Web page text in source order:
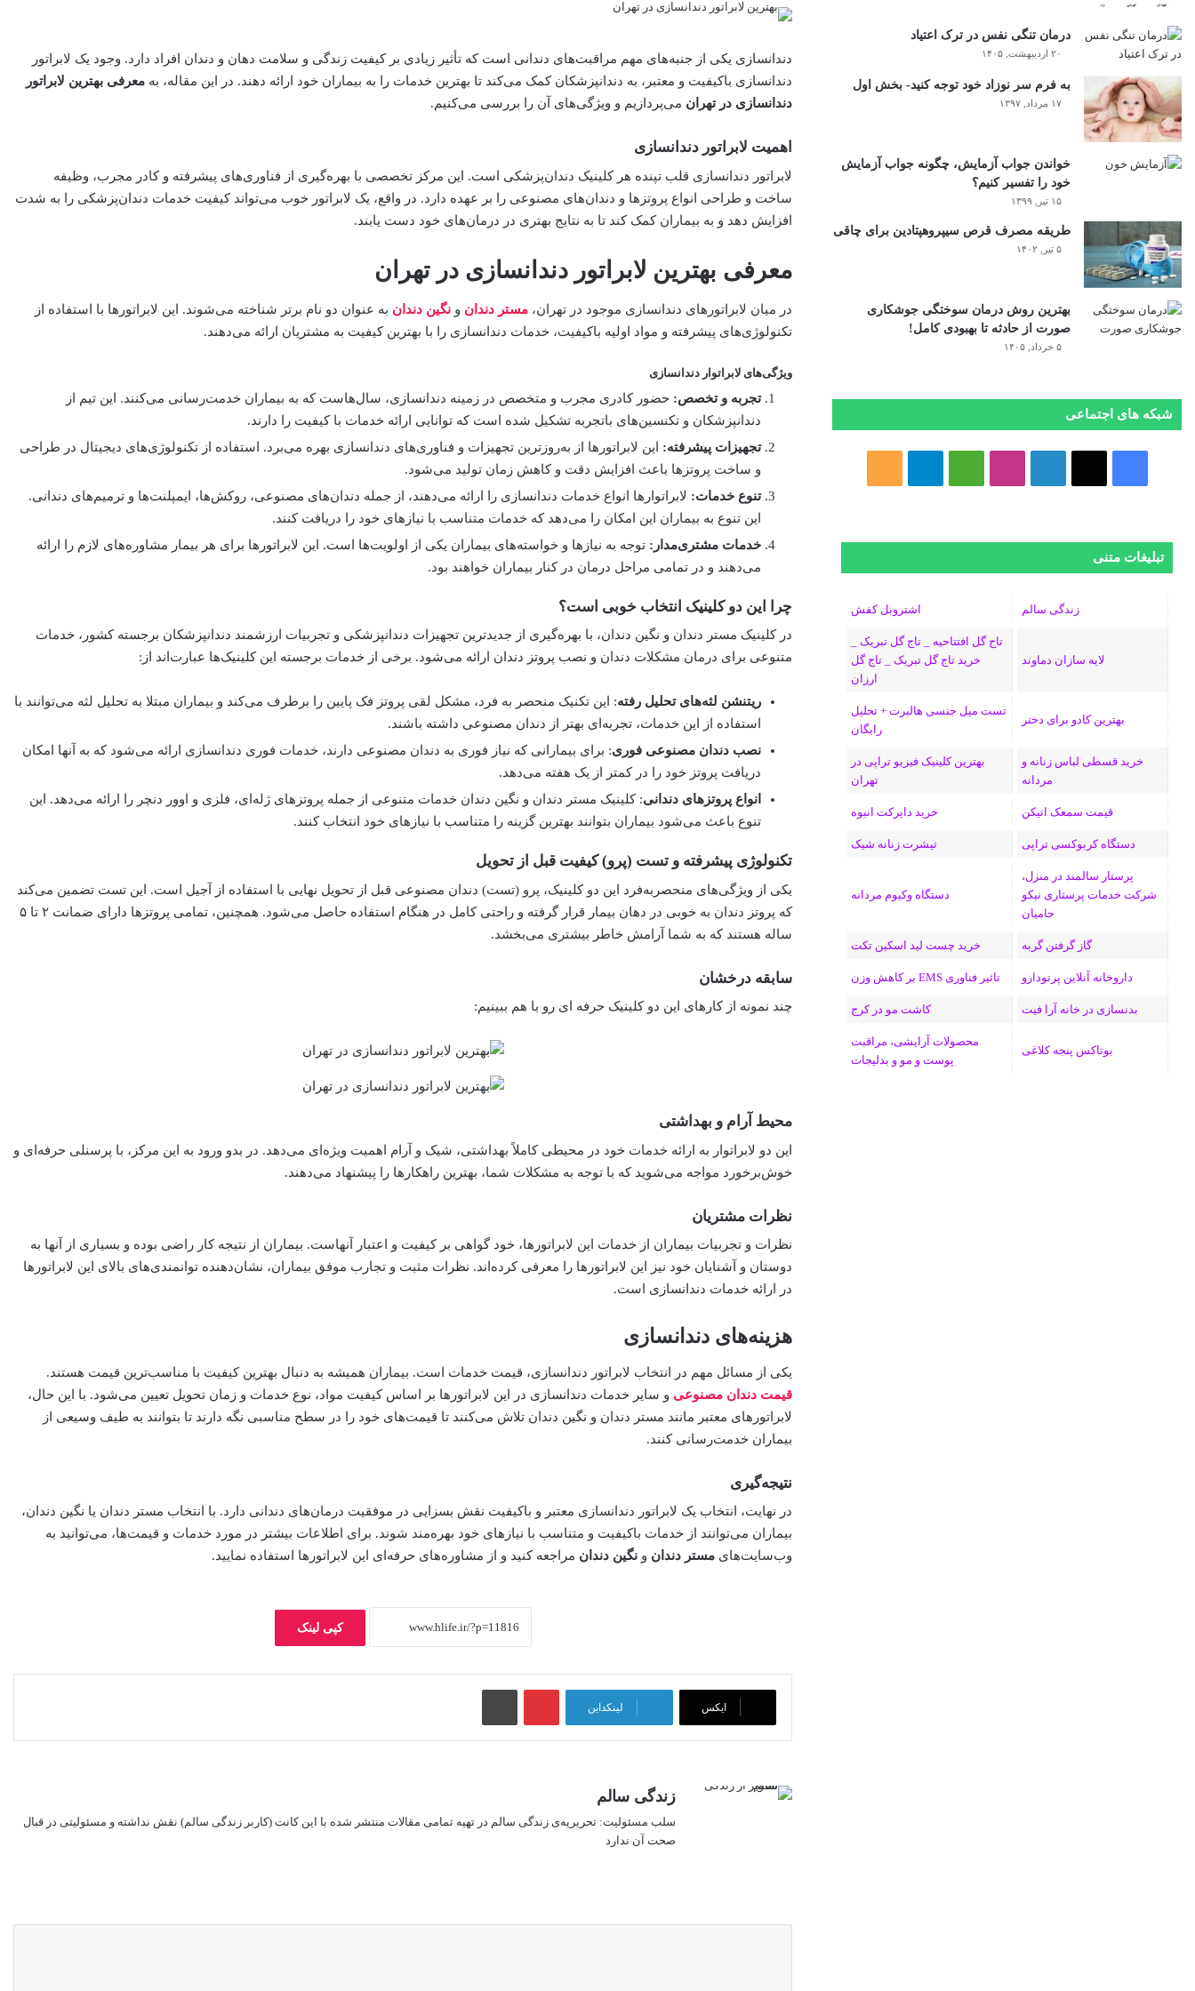
دندانسازی یکی از جنبه‌های مهم مراقبت‌های دندانی است که تأثیر زیادی بر کیفیت زندگی و سلامت دهان و دندان افراد دارد. وجود یک لابراتور
دندانسازی باکیفیت و معتبر، به دندانپزشکان کمک می‌کند تا بهترین خدمات را به بیماران خود ارائه دهند. در این مقاله، به معرفی بهترین لابراتور
دندانسازی در تهران می‌پردازیم و ویژگی‌های آن را بررسی می‌کنیم.
اهمیت لابراتور دندانسازی
لابراتور دندانسازی قلب تپنده هر کلینیک دندان‌پزشکی است. این مرکز تخصصی با بهره‌گیری از فناوری‌های پیشرفته و کادر مجرب، وظیفه
ساخت و طراحی انواع پروتزها و دندان‌های مصنوعی را بر عهده دارد. در واقع، یک لابراتور خوب می‌تواند کیفیت خدمات دندان‌پزشکی را به شدت
افزایش دهد و به بیماران کمک کند تا به نتایج بهتری در درمان‌های خود دست یابند.
معرفی بهترین لابراتور دندانسازی در تهران
در میان لابراتورهای دندانسازی موجود در تهران، مستر دندان و نگین دندان به عنوان دو نام برتر شناخته می‌شوند. این لابراتورها با استفاده از
تکنولوژی‌های پیشرفته و مواد اولیه باکیفیت، خدمات دندانسازی را با بهترین کیفیت به مشتریان ارائه می‌دهند.
ویژگی‌های لابراتوار دندانسازی
تجربه و تخصص: حضور کادری مجرب و متخصص در زمینه دندانسازی، سال‌هاست که به بیماران خدمت‌رسانی می‌کنند. این تیم از
دندانپزشکان و تکنسین‌های باتجربه تشکیل شده است که توانایی ارائه خدمات با کیفیت را دارند.
تجهیزات پیشرفته: این لابراتورها از به‌روزترین تجهیزات و فناوری‌های دندانسازی بهره می‌برد. استفاده از تکنولوژی‌های دیجیتال در طراحی
و ساخت پروتزها باعث افزایش دقت و کاهش زمان تولید می‌شود.
تنوع خدمات: لابراتوارها انواع خدمات دندانسازی را ارائه می‌دهند، از جمله دندان‌های مصنوعی، روکش‌ها، ایمپلنت‌ها و ترمیم‌های دندانی.
این تنوع به بیماران این امکان را می‌دهد که خدمات متناسب با نیازهای خود را دریافت کنند.
خدمات مشتری‌مدار: توجه به نیازها و خواسته‌های بیماران یکی از اولویت‌ها است. این لابراتورها برای هر بیمار مشاوره‌های لازم را ارائه
می‌دهند و در تمامی مراحل درمان در کنار بیماران خواهند بود.
چرا این دو کلینیک انتخاب خوبی است؟
در کلینیک مستر دندان و نگین دندان، با بهره‌گیری از جدیدترین تجهیزات دندانپزشکی و تجربیات ارزشمند دندانپزشکان برجسته کشور، خدمات
متنوعی برای درمان مشکلات دندان و نصب پروتز دندان ارائه می‌شود. برخی از خدمات برجسته این کلینیک‌ها عبارت‌اند از:
ریتنشن لثه‌های تحلیل رفته: این تکنیک منحصر به فرد، مشکل لقی پروتز فک پایین را برطرف می‌کند و بیماران مبتلا به تحلیل لثه می‌توانند با
استفاده از این خدمات، تجربه‌ای بهتر از دندان مصنوعی داشته باشند.
نصب دندان مصنوعی فوری: برای بیمارانی که نیاز فوری به دندان مصنوعی دارند، خدمات فوری دندانسازی ارائه می‌شود که به آنها امکان
دریافت پروتز خود را در کمتر از یک هفته می‌دهد.
انواع پروتزهای دندانی: کلینیک مستر دندان و نگین دندان خدمات متنوعی از جمله پروتزهای ژله‌ای، فلزی و اوور دنچر را ارائه می‌دهد. این
تنوع باعث می‌شود بیماران بتوانند بهترین گزینه را متناسب با نیازهای خود انتخاب کنند.
تکنولوژی پیشرفته و تست (پرو) کیفیت قبل از تحویل
یکی از ویژگی‌های منحصربه‌فرد این دو کلینیک، پرو (تست) دندان مصنوعی قبل از تحویل نهایی با استفاده از آجیل است. این تست تضمین می‌کند
که پروتز دندان به خوبی در دهان بیمار قرار گرفته و راحتی کامل در هنگام استفاده حاصل می‌شود. همچنین، تمامی پروتزها دارای ضمانت ۲ تا ۵
ساله هستند که به شما آرامش خاطر بیشتری می‌بخشد.
سابقه درخشان
چند نمونه از کارهای این دو کلینیک حرفه ای رو با هم ببینیم:
محیط آرام و بهداشتی
این دو لابراتوار به ارائه خدمات خود در محیطی کاملاً بهداشتی، شیک و آرام اهمیت ویژه‌ای می‌دهد. در بدو ورود به این مرکز، با پرسنلی حرفه‌ای و
خوش‌برخورد مواجه می‌شوید که با توجه به مشکلات شما، بهترین راهکارها را پیشنهاد می‌دهند.
نظرات مشتریان
نظرات و تجربیات بیماران از خدمات این لابراتورها، خود گواهی بر کیفیت و اعتبار آنهاست. بیماران از نتیجه کار راضی بوده و بسیاری از آنها به
دوستان و آشنایان خود نیز این لابراتورها را معرفی کرده‌اند. نظرات مثبت و تجارب موفق بیماران، نشان‌دهنده توانمندی‌های بالای این لابراتورها
در ارائه خدمات دندانسازی است.
هزینه‌های دندانسازی
یکی از مسائل مهم در انتخاب لابراتور دندانسازی، قیمت خدمات است. بیماران همیشه به دنبال بهترین کیفیت با مناسب‌ترین قیمت هستند.
قیمت دندان مصنوعی و سایر خدمات دندانسازی در این لابراتورها بر اساس کیفیت مواد، نوع خدمات و زمان تحویل تعیین می‌شود. با این حال،
لابراتورهای معتبر مانند مستر دندان و نگین دندان تلاش می‌کنند تا قیمت‌های خود را در سطح مناسبی نگه دارند تا بتوانند به طیف وسیعی از
بیماران خدمت‌رسانی کنند.
نتیجه‌گیری
در نهایت، انتخاب یک لابراتور دندانسازی معتبر و باکیفیت نقش بسزایی در موفقیت درمان‌های دندانی دارد. با انتخاب مستر دندان یا نگین دندان،
بیماران می‌توانند از خدمات باکیفیت و متناسب با نیازهای خود بهره‌مند شوند. برای اطلاعات بیشتر در مورد خدمات و قیمت‌ها، می‌توانید به
وب‌سایت‌های مستر دندان و نگین دندان مراجعه کنید و از مشاوره‌های حرفه‌ای این لابراتورها استفاده نمایید.
کپی لینک
ایکس لینکداین
پینتریستچاپ
زندگی سالم
سلب‌ مسئولیت: تحریریه‌ی زندگی سالم در تهیه‌ تمامی مقالات منتشر شده با این کانت (کاربر زندگی سالم) نقش نداشته و مسئولیتی در قبال
صحت آن ندارد
درمان تنگی نفس در ترک اعتیاد
۲۰ اردیبهشت, ۱۴۰۵
به فرم سر نوزاد خود توجه کنید- بخش اول
۱۷ مرداد, ۱۳۹۷
خواندن جواب آزمایش، چگونه جواب آزمایش
خود را تفسیر کنیم؟
۱۵ تیر, ۱۳۹۹
طریقه مصرف قرص سیپروهپتادین برای چاقی
۵ تیر, ۱۴۰۲
بهترین روش درمان سوختگی جوشکاری
صورت از حادثه تا بهبودی کامل!
۵ خرداد, ۱۴۰۵
شبکه های اجتماعی
تبلیغات متنی
زندگی سالم اشتروبل کفش
لایه سازان دماوند
تاج گل افتتاحیه _ تاج گل تبریک _
خرید تاج گل تبریک _ تاج گل
ارزان
بهترین کادو برای دختر
تست میل جنسی هالبرت + تحلیل
رایگان
خرید قسطی لباس زنانه و
مردانه
بهترین کلینیک فیزیو تراپی در
تهران
قیمت سمعک اتیکن خرید دایرکت انبوه
دستگاه کربوکسی تراپی تیشرت زنانه شیک
پرستار سالمند در منزل،
شرکت خدمات پرستاری نیکو
حامیان
دستگاه وکیوم مردانه
گاز گرفتن گربه خرید چست لید اسکین تکت
داروخانه آنلاین پرتودارو تاثیر فناوری EMS بر کاهش وزن
بدنسازی در خانه آرا فیت کاشت مو در کرج
بوتاکس پنجه کلاغی
محصولات آرایشی، مراقبت
پوست و مو و بدلیجات